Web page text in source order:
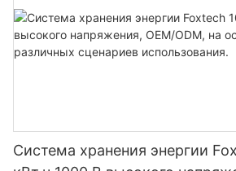
Система хранения энергии